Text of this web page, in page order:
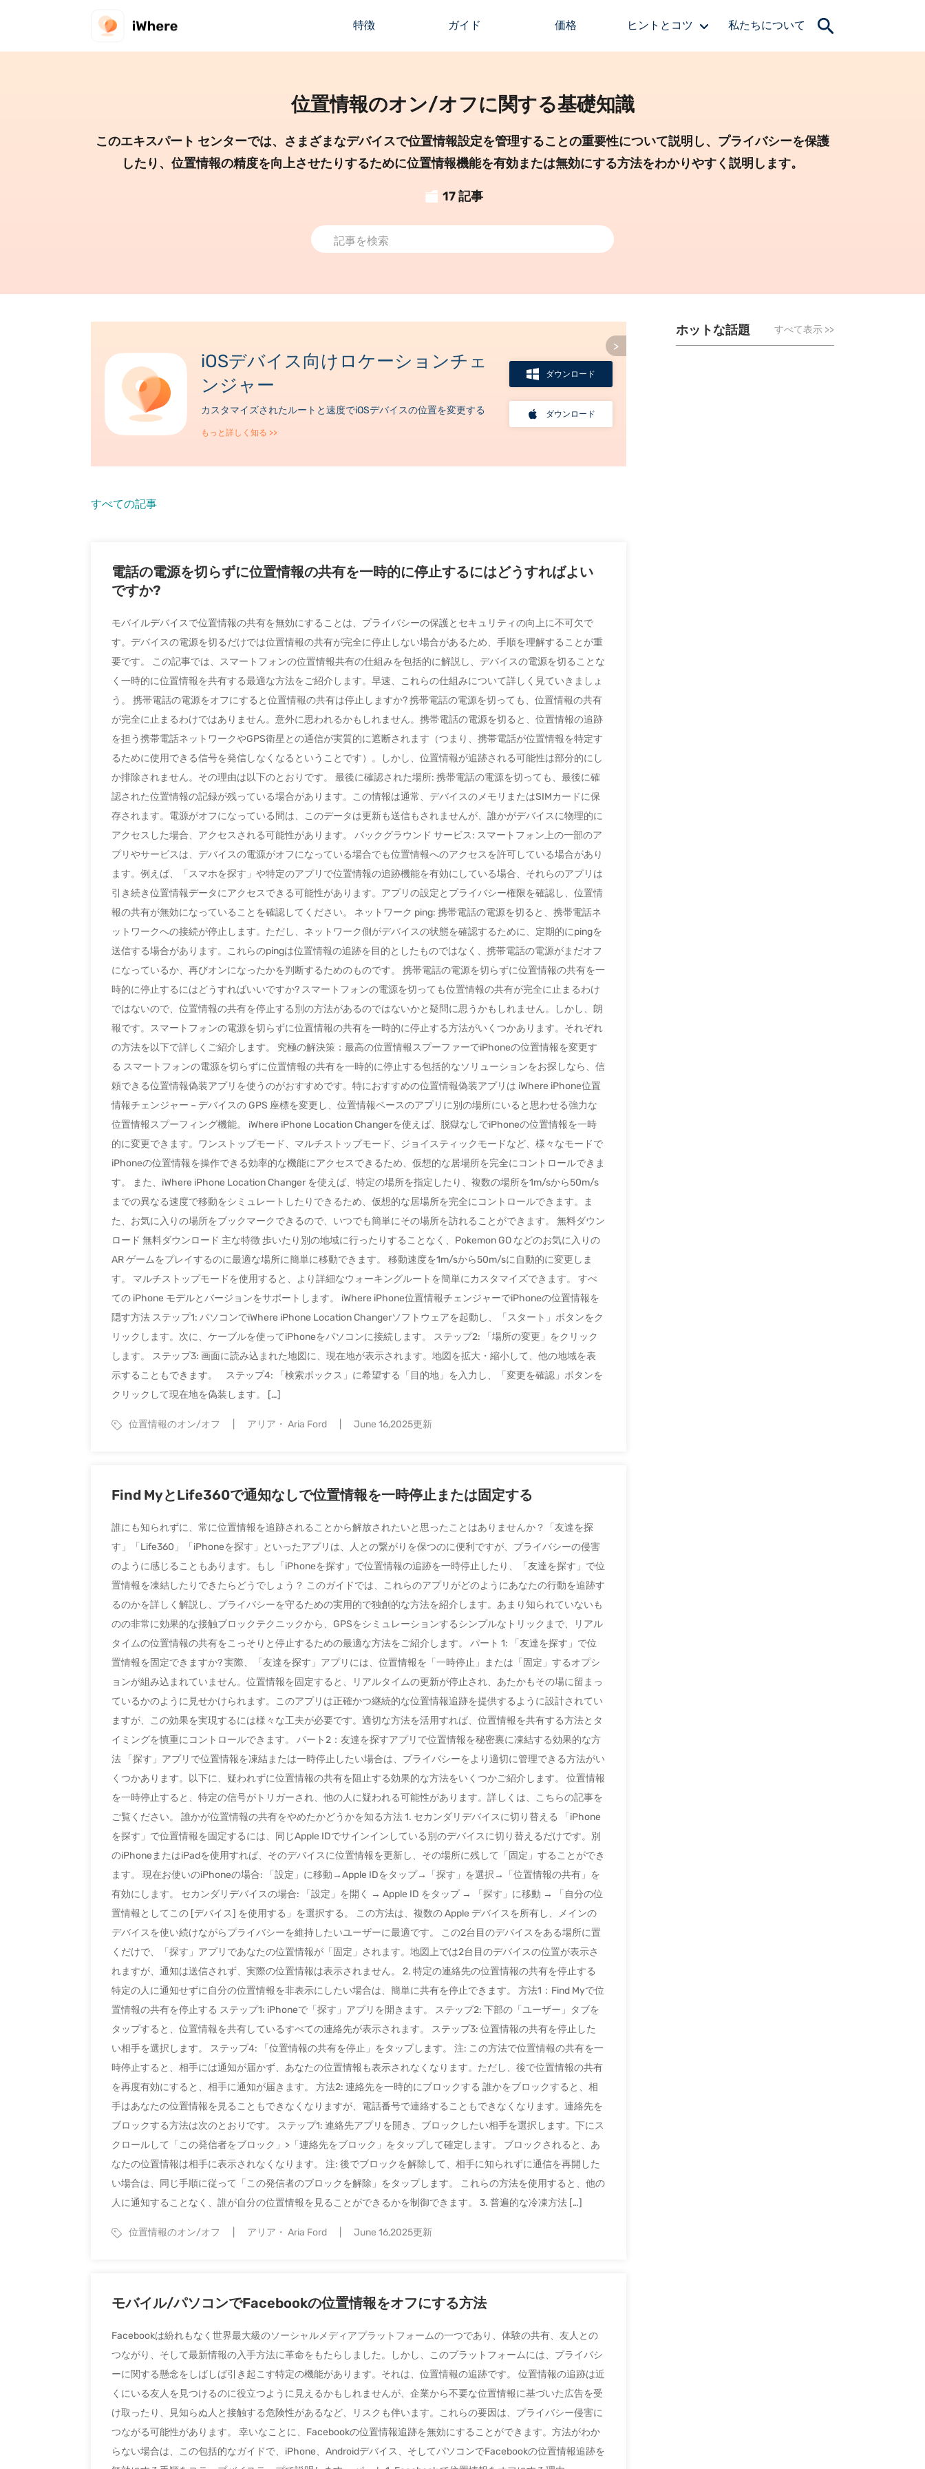
特徴 ガイド 価格 ヒントとコツ 私たちについて
位置情報のオン/オフに関する基礎知識
このエキスパート センターでは、さまざまなデバイスで位置情報設定を管理することの重要性について説明し、プライバシーを保護
したり、位置情報の精度を向上させたりするために位置情報機能を有効または無効にする方法をわかりやすく説明します。
17 記事
iOSデバイス向けロケーションチェ
ンジャー
カスタマイズされたルートと速度でiOSデバイスの位置を変更する
もっと詳しく知る>>
ダウンロード
ダウンロード
>
すべての記事
電話の電源を切らずに位置情報の共有を一時的に停止するにはどうすればよい
ですか?
モバイルデバイスで位置情報の共有を無効にすることは、プライバシーの保護とセキュリティの向上に不可欠で
す。デバイスの電源を切るだけでは位置情報の共有が完全に停止しない場合があるため、手順を理解することが重
要です。 この記事では、スマートフォンの位置情報共有の仕組みを包括的に解説し、デバイスの電源を切ることな
く一時的に位置情報を共有する最適な方法をご紹介します。早速、これらの仕組みについて詳しく見ていきましょ
う。 携帯電話の電源をオフにすると位置情報の共有は停止しますか? 携帯電話の電源を切っても、位置情報の共有
が完全に止まるわけではありません。意外に思われるかもしれません。携帯電話の電源を切ると、位置情報の追跡
を担う携帯電話ネットワークやGPS衛星との通信が実質的に遮断されます（つまり、携帯電話が位置情報を特定す
るために使用できる信号を発信しなくなるということです）。しかし、位置情報が追跡される可能性は部分的にし
か排除されません。その理由は以下のとおりです。 最後に確認された場所: 携帯電話の電源を切っても、最後に確
認された位置情報の記録が残っている場合があります。この情報は通常、デバイスのメモリまたはSIMカードに保
存されます。電源がオフになっている間は、このデータは更新も送信もされませんが、誰かがデバイスに物理的に
アクセスした場合、アクセスされる可能性があります。 バックグラウンド サービス: スマートフォン上の一部のア
プリやサービスは、デバイスの電源がオフになっている場合でも位置情報へのアクセスを許可している場合があり
ます。例えば、「スマホを探す」や特定のアプリで位置情報の追跡機能を有効にしている場合、それらのアプリは
引き続き位置情報データにアクセスできる可能性があります。アプリの設定とプライバシー権限を確認し、位置情
報の共有が無効になっていることを確認してください。 ネットワーク ping: 携帯電話の電源を切ると、携帯電話ネ
ットワークへの接続が停止します。ただし、ネットワーク側がデバイスの状態を確認するために、定期的にpingを
送信する場合があります。これらのpingは位置情報の追跡を目的としたものではなく、携帯電話の電源がまだオフ
になっているか、再びオンになったかを判断するためのものです。 携帯電話の電源を切らずに位置情報の共有を一
時的に停止するにはどうすればいいですか? スマートフォンの電源を切っても位置情報の共有が完全に止まるわけ
ではないので、位置情報の共有を停止する別の方法があるのではないかと疑問に思うかもしれません。しかし、朗
報です。スマートフォンの電源を切らずに位置情報の共有を一時的に停止する方法がいくつかあります。それぞれ
の方法を以下で詳しくご紹介します。 究極の解決策：最高の位置情報スプーファーでiPhoneの位置情報を変更す
る スマートフォンの電源を切らずに位置情報の共有を一時的に停止する包括的なソリューションをお探しなら、信
頼できる位置情報偽装アプリを使うのがおすすめです。特におすすめの位置情報偽装アプリは iWhere iPhone位置
情報チェンジャー – デバイスの GPS 座標を変更し、位置情報ベースのアプリに別の場所にいると思わせる強力な
位置情報スプーフィング機能。 iWhere iPhone Location Changerを使えば、脱獄なしでiPhoneの位置情報を一時
的に変更できます。ワンストップモード、マルチストップモード、ジョイスティックモードなど、様々なモードで
iPhoneの位置情報を操作できる効率的な機能にアクセスできるため、仮想的な居場所を完全にコントロールできま
す。 また、iWhere iPhone Location Changer を使えば、特定の場所を指定したり、複数の場所を1m/sから50m/s
までの異なる速度で移動をシミュレートしたりできるため、仮想的な居場所を完全にコントロールできます。ま
た、お気に入りの場所をブックマークできるので、いつでも簡単にその場所を訪れることができます。 無料ダウン
ロード 無料ダウンロード 主な特徴 歩いたり別の地域に行ったりすることなく、Pokemon GO などのお気に入りの
AR ゲームをプレイするのに最適な場所に簡単に移動できます。 移動速度を1m/sから50m/sに自動的に変更しま
す。 マルチストップモードを使用すると、より詳細なウォーキングルートを簡単にカスタマイズできます。 すべ
ての iPhone モデルとバージョンをサポートします。 iWhere iPhone位置情報チェンジャーでiPhoneの位置情報を
隠す方法 ステップ1: パソコンでiWhere iPhone Location Changerソフトウェアを起動し、「スタート」ボタンをク
リックします。次に、ケーブルを使ってiPhoneをパソコンに接続します。 ステップ2: 「場所の変更」をクリック
します。 ステップ3: 画面に読み込まれた地図に、現在地が表示されます。地図を拡大・縮小して、他の地域を表
示することもできます。 ステップ4: 「検索ボックス」に希望する「目的地」を入力し、「変更を確認」ボタンを
クリックして現在地を偽装します。 […]
位置情報のオン/オフ アリア・ Aria Ford June 16,2025更新
Find MyとLife360で通知なしで位置情報を一時停止または固定する
誰にも知られずに、常に位置情報を追跡されることから解放されたいと思ったことはありませんか？「友達を探
す」「Life360」「iPhoneを探す」といったアプリは、人との繋がりを保つのに便利ですが、プライバシーの侵害
のように感じることもあります。もし「iPhoneを探す」で位置情報の追跡を一時停止したり、「友達を探す」で位
置情報を凍結したりできたらどうでしょう？ このガイドでは、これらのアプリがどのようにあなたの行動を追跡す
るのかを詳しく解説し、プライバシーを守るための実用的で独創的な方法を紹介します。あまり知られていないも
のの非常に効果的な接触ブロックテクニックから、GPSをシミュレーションするシンプルなトリックまで、リアル
タイムの位置情報の共有をこっそりと停止するための最適な方法をご紹介します。 パート 1: 「友達を探す」で位
置情報を固定できますか? 実際、「友達を探す」アプリには、位置情報を「一時停止」または「固定」するオプシ
ョンが組み込まれていません。位置情報を固定すると、リアルタイムの更新が停止され、あたかもその場に留まっ
ているかのように見せかけられます。このアプリは正確かつ継続的な位置情報追跡を提供するように設計されてい
ますが、この効果を実現するには様々な工夫が必要です。適切な方法を活用すれば、位置情報を共有する方法とタ
イミングを慎重にコントロールできます。 パート2：友達を探すアプリで位置情報を秘密裏に凍結する効果的な方
法 「探す」アプリで位置情報を凍結または一時停止したい場合は、プライバシーをより適切に管理できる方法がい
くつかあります。以下に、疑われずに位置情報の共有を阻止する効果的な方法をいくつかご紹介します。 位置情報
を一時停止すると、特定の信号がトリガーされ、他の人に疑われる可能性があります。詳しくは、こちらの記事を
ご覧ください。 誰かが位置情報の共有をやめたかどうかを知る方法 1. セカンダリデバイスに切り替える 「iPhone
を探す」で位置情報を固定するには、同じApple IDでサインインしている別のデバイスに切り替えるだけです。別
のiPhoneまたはiPadを使用すれば、そのデバイスに位置情報を更新し、その場所に残して「固定」することができ
ます。 現在お使いのiPhoneの場合: 「設定」に移動→Apple IDをタップ→「探す」を選択→「位置情報の共有」を
有効にします。 セカンダリデバイスの場合: 「設定」を開く → Apple ID をタップ → 「探す」に移動 → 「自分の位
置情報としてこの [デバイス] を使用する」を選択する。 この方法は、複数の Apple デバイスを所有し、メインの
デバイスを使い続けながらプライバシーを維持したいユーザーに最適です。 この2台目のデバイスをある場所に置
くだけで、「探す」アプリであなたの位置情報が「固定」されます。地図上では2台目のデバイスの位置が表示さ
れますが、通知は送信されず、実際の位置情報は表示されません。 2. 特定の連絡先の位置情報の共有を停止する
特定の人に通知せずに自分の位置情報を非表示にしたい場合は、簡単に共有を停止できます。 方法1：Find Myで位
置情報の共有を停止する ステップ1: iPhoneで「探す」アプリを開きます。 ステップ2: 下部の「ユーザー」タブを
タップすると、位置情報を共有しているすべての連絡先が表示されます。 ステップ3: 位置情報の共有を停止した
い相手を選択します。 ステップ4: 「位置情報の共有を停止」をタップします。 注: この方法で位置情報の共有を一
時停止すると、相手には通知が届かず、あなたの位置情報も表示されなくなります。ただし、後で位置情報の共有
を再度有効にすると、相手に通知が届きます。 方法2: 連絡先を一時的にブロックする 誰かをブロックすると、相
手はあなたの位置情報を見ることもできなくなりますが、電話番号で連絡することもできなくなります。連絡先を
ブロックする方法は次のとおりです。 ステップ1: 連絡先アプリを開き、ブロックしたい相手を選択します。下にス
クロールして「この発信者をブロック」>「連絡先をブロック」をタップして確定します。 ブロックされると、あ
なたの位置情報は相手に表示されなくなります。 注: 後でブロックを解除して、相手に知られずに通信を再開した
い場合は、同じ手順に従って「この発信者のブロックを解除」をタップします。 これらの方法を使用すると、他の
人に通知することなく、誰が自分の位置情報を見ることができるかを制御できます。 3. 普遍的な冷凍方法 […]
位置情報のオン/オフ アリア・ Aria Ford June 16,2025更新
モバイル/パソコンでFacebookの位置情報をオフにする方法
Facebookは紛れもなく世界最大級のソーシャルメディアプラットフォームの一つであり、体験の共有、友人との
つながり、そして最新情報の入手方法に革命をもたらしました。しかし、このプラットフォームには、プライバシ
ーに関する懸念をしばしば引き起こす特定の機能があります。それは、位置情報の追跡です。 位置情報の追跡は近
くにいる友人を見つけるのに役立つように見えるかもしれませんが、企業から不要な位置情報に基づいた広告を受
け取ったり、見知らぬ人と接触する危険性があるなど、リスクも伴います。これらの要因は、プライバシー侵害に
つながる可能性があります。 幸いなことに、Facebookの位置情報追跡を無効にすることができます。方法がわか
らない場合は、この包括的なガイドで、iPhone、Androidデバイス、そしてパソコンでFacebookの位置情報追跡を
ホットな話題 すべて表示 >>